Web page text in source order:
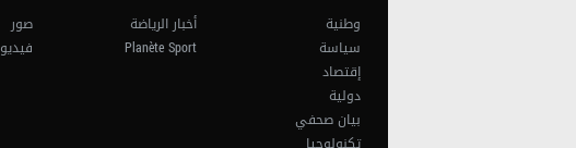
وطنية
سياسة
إقتصاد
دولية
بيان صحفي
أخبار الرياضة
Planète Sport
صور
فيديو